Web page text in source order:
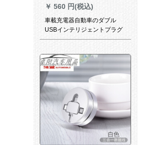
￥ 560 円(税込)
車載充電器自動車のダブル
USBインテリジェントプラグ
は二転インターフェースの汎
ースに充電ヘッドの赤を入れ
ます。